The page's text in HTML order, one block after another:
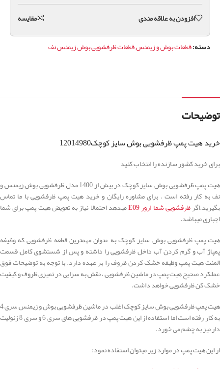
افزودن به علاقه مندی مقايسه
دسته:قطعات بوش و زیمنس,قطعات ظرفشویی بوش زیمنس نف
توضیحات
خرید هیت پمپ ظرفشویی بوش سایز کوچک12014980
برای خرید کشور سازنده را انتخاب کنید
هیت پمپ ظرفشویی بوش سایز کوچک در بیش از 1400 مدل ظرفشویی بوش زیمنس و
نف به کار رفته است . برای مشاوره رایگان و خرید هیت پمپ ظرفشویی با ما تماس
بگیرید.اگرظرفشویی شما ارور E09
میدهد احتمالا نیاز به تعویض هیت پمپ برای شما
اجباری میباشد.
هیت پمپ ظرفشویی بوش سایز کوچک به عنوان مهمترین قطعه ظرفشویی که وظیفه
پمپاژ آب و گرم کردن آب داخل ظرفشویی را داشته و پس از شستشوی کامل قسمت
المنت هیت پمپ وظیفه خشک کردن ظروف را بر عهده دارد. با توجه به توضیحات فوق
عملکرد صحیح هیت پمپ در ماشین ظرفشویی ، نقش به سزایی در تمیزی ظروف و کیفیت
خشک کن ظرفشویی خواهد داشت.
هیت پمپ ظرفشویی بوش سایز کوچک اغلب در ماشین ظرفشویی بوش و زیمنس سری 4
به کار رفته است اما استفاده از این هیت پمپ در ظرفشویی های سری 6 و سری 8 زئولیت
دار نیز به چشم می خورد.
ار این هیت پمپ در موارد زیر میتوان استفاده نمود: